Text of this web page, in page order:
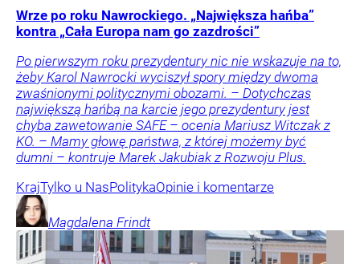
Wrze po roku Nawrockiego. „Największa hańba”
kontra „Cała Europa nam go zazdrości”
Po pierwszym roku prezydentury nic nie wskazuje na to,
żeby Karol Nawrocki wyciszył spory między dwoma
zwaśnionymi politycznymi obozami. – Dotychczas
największą hańbą na karcie jego prezydentury jest
chyba zawetowanie SAFE – ocenia Mariusz Witczak z
KO. – Mamy głowę państwa, z której możemy być
dumni – kontruje Marek Jakubiak z Rozwoju Plus.
KrajTylko u NasPolitykaOpinie i komentarze
Magdalena Frindt